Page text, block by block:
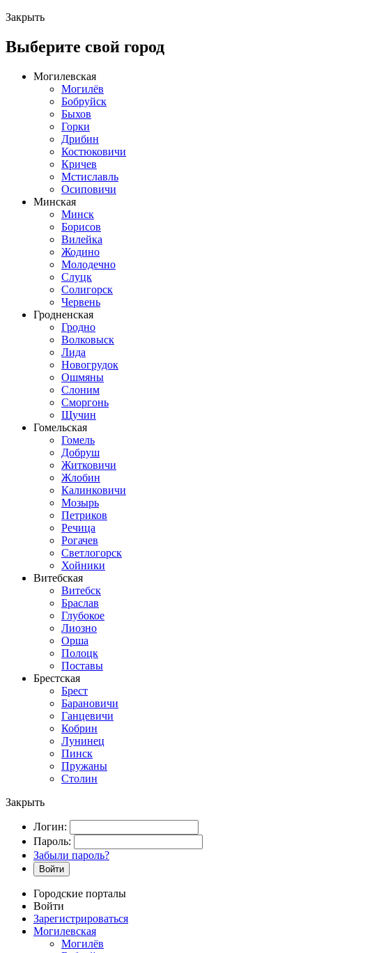
Закрыть
Выберите свой город
Могилевская
Могилёв
Бобруйск
Быхов
Горки
Дрибин
Костюковичи
Кричев
Мстиславль
Осиповичи
Минская
Минск
Борисов
Вилейка
Жодино
Молодечно
Слуцк
Солигорск
Червень
Гродненская
Гродно
Волковыск
Лида
Новогрудок
Ошмяны
Слоним
Сморгонь
Щучин
Гомельская
Гомель
Добруш
Житковичи
Жлобин
Калинковичи
Мозырь
Петриков
Речица
Рогачев
Светлогорск
Хойники
Витебская
Витебск
Браслав
Глубокое
Лиозно
Орша
Полоцк
Поставы
Брестская
Брест
Барановичи
Ганцевичи
Кобрин
Лунинец
Пинск
Пружаны
Столин
Закрыть
Логин:
Пароль:
Забыли пароль?
Войти
Городские порталы
Войти
Зарегистрироваться
Могилевская
Могилёв